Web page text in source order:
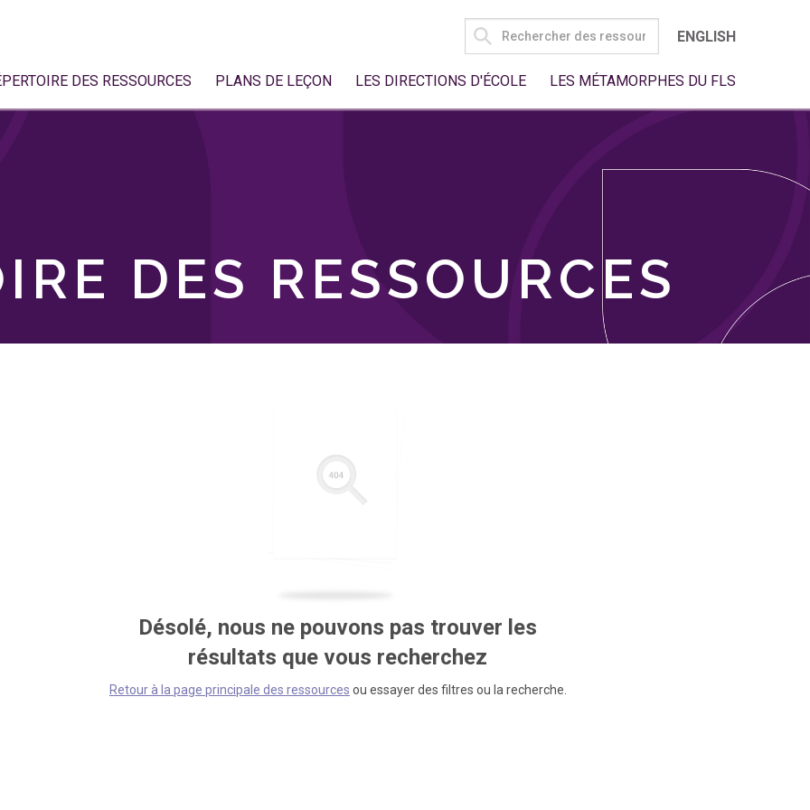
SEARCH
FOR:
ENGLISH
DES RESSOURCES PLANS DE LEÇON LES DIRECTIONS D'ÉCOLE LES MÉTAMORPHES DU FLS
DES RESSOURCES
Désolé, nous ne pouvons pas trouver les
résultats que vous recherchez
Retour à la page principale des ressources ou essayer des filtres ou la recherche.